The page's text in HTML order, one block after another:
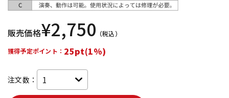
販売価格¥2,750 （税込）
獲得予定ポイント： 25pt(1%)
注文数：